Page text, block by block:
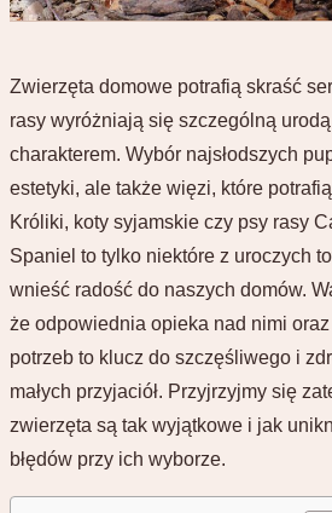
Zwierzęta domowe potrafią skraść
rasy wyróżniają się szczególną
charakterem. Wybór najsłodszych
estetyki, ale także więzi, które
Króliki, koty syjamskie czy psy rasy
Spaniel to tylko niektóre z uroczych
wnieść radość do naszych domów.
że odpowiednia opieka nad nimi
potrzeb to klucz do szczęśliwego i
małych przyjaciół. Przyjrzyjmy się
zwierzęta są tak wyjątkowe i jak
błędów przy ich wyborze.